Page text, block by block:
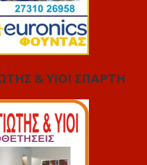
& YIOI ΣΠΑΡΤΗ